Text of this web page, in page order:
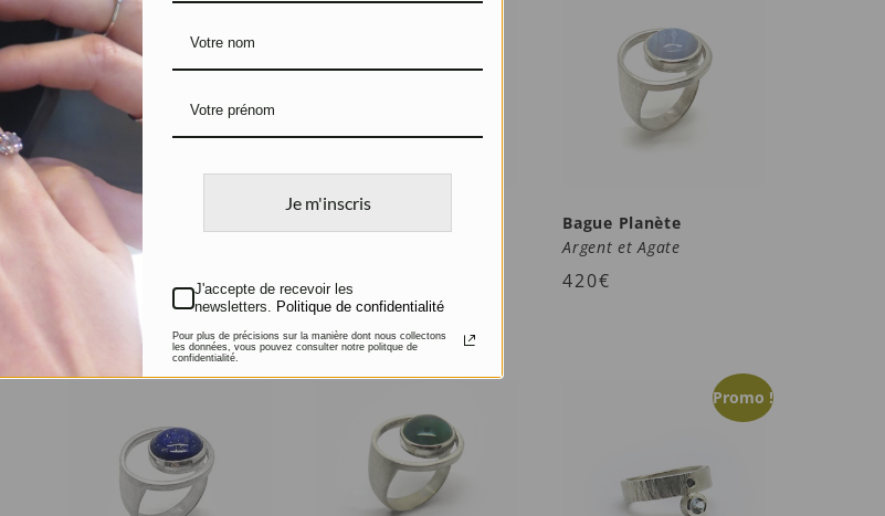
Bague Asymétrique
Argent et Nacre blanche
390€
Bague Planète
Argent et Agate
420€
Promo !
Je m'inscris
J'accepte de recevoir les
newsletters. Politique de confidentialité
Pour plus de précisions sur la manière dont nous collectons
les données, vous pouvez consulter notre politque de
confidentialité.